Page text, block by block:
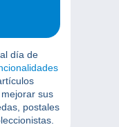
día de
sus
postales